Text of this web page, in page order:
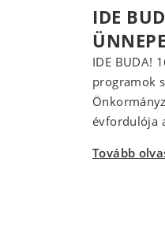
IDE
IDE BUDA!
programok
évfordulója
Tovább